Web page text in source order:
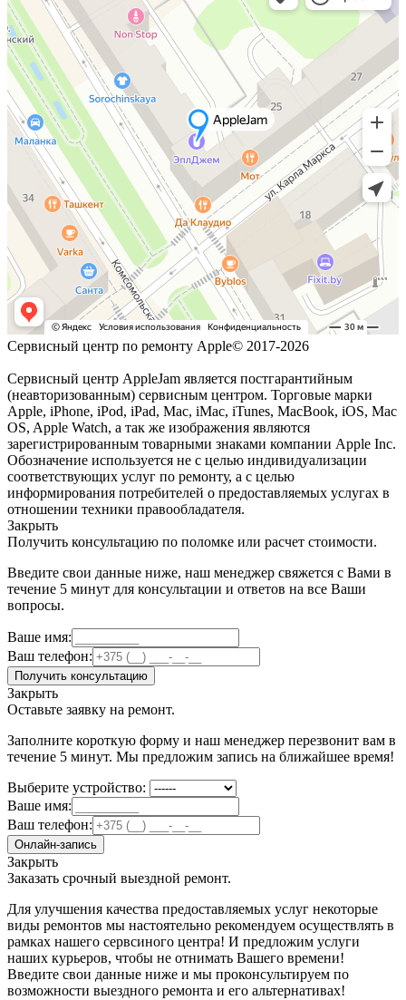
Сервисный центр по ремонту Apple© 2017-2026
Сервисный центр AppleJam является постгарантийным
(неавторизованным) сервисным центром. Торговые марки
Apple, iPhone, iPod, iPad, Mac, iMac, iTunes, MacBook, iOS, Mac
OS, Apple Watch, а так же изображения являются
зарегистрированным товарными знаками компании Apple Inc.
Обозначение используется не с целью индивидуализации
соответствующих услуг по ремонту, а с целью
информирования потребителей о предоставляемых услугах в
отношении техники правообладателя.
Закрыть
Получить консультацию по поломке или расчет стоимости.
Введите свои данные ниже, наш менеджер свяжется с Вами в
течение 5 минут для консультации и ответов на все Ваши
вопросы.
Ваше имя:
Ваш телефон:
Получить консультацию
Закрыть
Оставьте заявку на ремонт.
Заполните короткую форму и наш менеджер перезвонит вам в
течение 5 минут. Мы предложим запись на ближайшее время!
Выберите устройство:
Ваше имя:
Ваш телефон:
Онлайн-запись
Закрыть
Заказать срочный выездной ремонт.
Для улучшения качества предоставляемых услуг некоторые
виды ремонтов мы настоятельно рекомендуем осуществлять в
рамках нашего сервсиного центра! И предложим услуги
наших курьеров, чтобы не отнимать Вашего времени!
Введите свои данные ниже и мы проконсультируем по
возможности выездного ремонта и его альтернативах!